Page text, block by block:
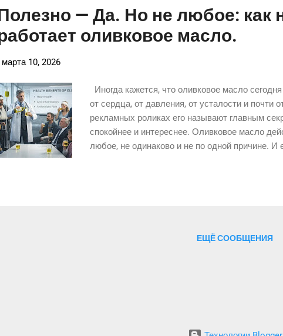
— Да. Но не любое: как
оливковое масло.
марта 10, 2026
Иногда кажется, что оливковое масло
от сердца, от давления, от усталости и почти
рекламных роликах его называют главным
спокойнее и интереснее. Оливковое масло
любое, не одинаково и не по одной причине. И
ЕЩЁ СООБЩЕНИЯ